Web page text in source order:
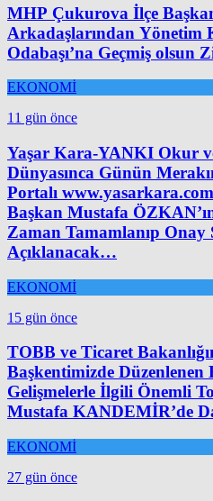
MHP Çukurova İlçe
Arkadaşlarından Yönetim
Odabaşı’na Geçmiş
EKONOMİ
11 gün önce
Yaşar Kara-YANKI Okur
Dünyasınca Günün
Portalı
Başkan Mustafa
Zaman Tamamlanıp Onay
Açıklanacak…
EKONOMİ
15 gün önce
TOBB ve Ticaret
Başkentimizde
Gelişmelerle İlgili Önemli
Mustafa KANDEMİR’de
EKONOMİ
27 gün önce